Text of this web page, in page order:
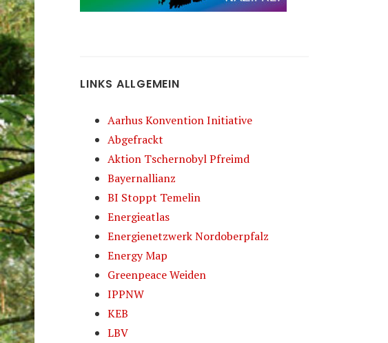
LINKS ALLGEMEIN
Aarhus Konvention Initiative
Abgefrackt
Aktion Tschernobyl Pfreimd
Bayernallianz
BI Stoppt Temelin
Energieatlas
Energienetzwerk Nordoberpfalz
Energy Map
Greenpeace Weiden
IPPNW
KEB
LBV